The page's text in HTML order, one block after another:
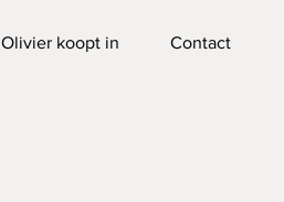
Olivier koopt in Contact